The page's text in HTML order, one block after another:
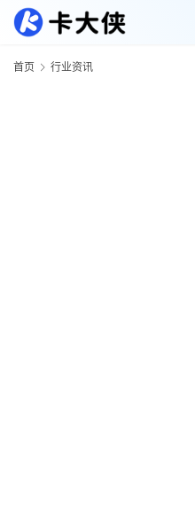
首页 行业资讯